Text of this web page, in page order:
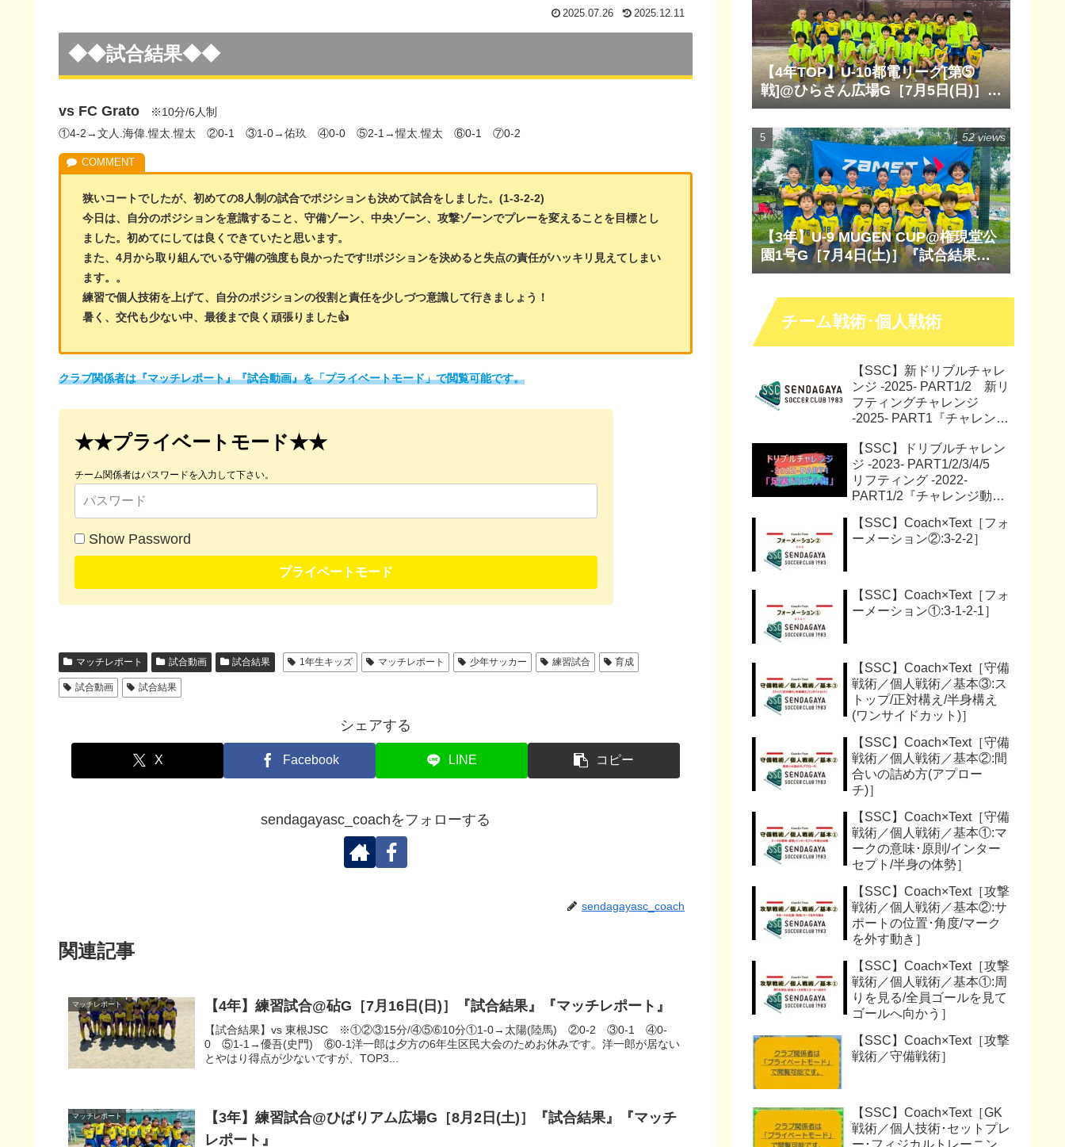
2025.07.26 2025.12.11
◆◆試合結果◆◆
vs FC Grato ※10分/6人制
①4-2→文人.海偉.惺太.惺太 ②0-1 ③1-0→佑玖 ④0-0 ⑤2-1→惺太.惺太 ⑥0-1 ⑦0-2
狭いコートでしたが、初めての8人制の試合でポジションも決めて試合をしました。(1-3-2-2)
今日は、自分のポジションを意識すること、守備ゾーン、中央ゾーン、攻撃ゾーンでプレーを変えることを目標とし
ました。初めてにしては良くできていたと思います。
また、4月から取り組んでいる守備の強度も良かったです‼️ポジションを決めると失点の責任がハッキリ見えてしまい
ます。。
練習で個人技術を上げて、自分のポジションの役割と責任を少しづつ意識して行きましょう！
暑く、交代も少ない中、最後まで良く頑張りました👍
クラブ関係者は『マッチレポート』『試合動画』を「プライベートモード」で閲覧可能です。
★★プライベートモード★★
チーム関係者はパスワードを入力して下さい。
Show Password
プライベートモード
マッチレポート 試合動画 試合結果 1年生キッズ マッチレポート 少年サッカー 練習試合 育成
試合動画 試合結果
シェアする
X Facebook LINE コピー
sendagayasc_coachをフォローする
sendagayasc_coach
関連記事
マッチレポート 【4年】練習試合@砧G［7月16日(日)］『試合結果』『マッチレポート』
【試合結果】vs 東根JSC ※①②③15分/④⑤➅10分①1-0→太陽(陸馬) ②0-2 ③0-1 ④0-
0 ⑤1-1→優吾(史門) ⑥0-1洋一郎は夕方の6年生区民大会のためお休みです。洋一郎が居ない
とやはり得点が少ないですが、TOP3...
マッチレポート
【3年】練習試合@ひばりアム広場G［8月2日(土)］『試合結果』『マッチ
レポート』
【4年TOP】U-10都電リーグ[第➄
戦]@ひらさん広場G［7月5日(日)］
『試合結果』『マッチレポート』
『試合動画』
【3年】U-9 MUGEN CUP@権現堂公
園1号G［7月4日(土)］『試合結果』
『マッチレポート』『試合動画』
52 views
チーム戦術･個人戦術
【SSC】新ドリブルチャレ
ンジ -2025- PART1/2 新リ
フティングチャレンジ
-2025- PART1『チャレンジ
画』
【SSC】ドリブルチャレン
ジ -2023- PART1/2/3/4/5
リフティング -2022-
PART1/2『チャレンジ動
【SSC】Coach×Text［フォ
ーメーション②:3-2-2］
【SSC】Coach×Text［フォ
ーメーション①:3-1-2-1］
【SSC】Coach×Text［守備
戦術／個人戦術／基本③:ス
トップ/正対構え/半身構え
(ワンサイドカット)］
【SSC】Coach×Text［守備
戦術／個人戦術／基本②:間
合いの詰め方(アプロー
チ)］
【SSC】Coach×Text［守備
戦術／個人戦術／基本①:マ
ークの意味･原則/インター
セプト/半身の体勢］
【SSC】Coach×Text［攻撃
戦術／個人戦術／基本②:サ
ポートの位置･角度/マーク
を外す動き］
【SSC】Coach×Text［攻撃
戦術／個人戦術／基本①:周
りを見る/全員ゴールを見て
ゴールへ向かう］
【SSC】Coach×Text［攻撃
戦術／守備戦術］
【SSC】Coach×Text［GK
戦術／個人技術･セットプレ
ー･フィジカルトレーニン